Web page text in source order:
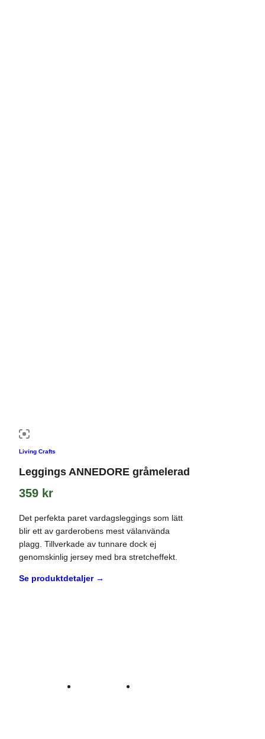
Living Crafts
Leggings ANNEDORE gråmelerad
359 kr
Det perfekta paret vardagsleggings som lätt
blir ett av garderobens mest välanvända
plagg. Tillverkade av tunnare dock ej
genomskinlig jersey med bra stretcheffekt.
Se produktdetaljer →